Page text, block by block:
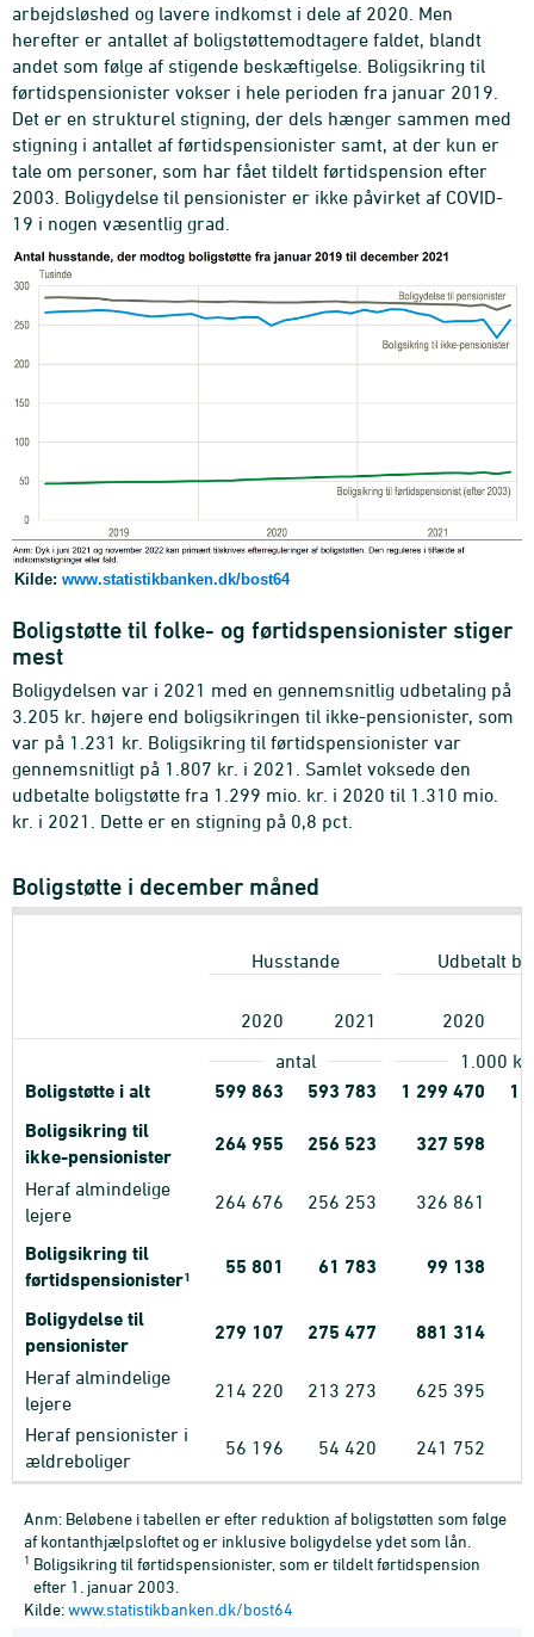
arbejdsløshed og lavere indkomst i dele af 2020. Men
herefter er antallet af boligstøttemodtagere faldet, blandt
andet som følge af stigende beskæftigelse. Boligsikring til
førtidspensionister vokser i hele perioden fra januar 2019.
Det er en strukturel stigning, der dels hænger sammen med
stigning i antallet af førtidspensionister samt, at der kun er
tale om personer, som har fået tildelt førtidspension efter
2003. Boligydelse til pensionister er ikke påvirket af COVID-
19 i nogen væsentlig grad.
Kilde: www.statistikbanken.dk/bost64
Boligstøtte til folke- og førtidspensionister stiger
mest
Boligydelsen var i 2021 med en gennemsnitlig udbetaling på
3.205 kr. højere end boligsikringen til ikke-pensionister, som
var på 1.231 kr. Boligsikring til førtidspensionister var
gennemsnitligt på 1.807 kr. i 2021. Samlet voksede den
udbetalte boligstøtte fra 1.299 mio. kr. i 2020 til 1.310 mio.
kr. i 2021. Dette er en stigning på 0,8 pct.
Boligstøtte i december måned
Husstande Udbetalt
2020 2021
2020
antal
1.000 kr.
Boligstøtte i alt 599 863 593 783 1 299 470 1
Boligsikring til
ikke-pensionister
264 955 256 523 327 598
Heraf almindelige
lejere
264 676 256 253 326 861
Boligsikring til
førtidspensionister1 55 801 61 783 99 138
Boligydelse til
pensionister
279 107 275 477 881 314
Heraf almindelige
lejere
214 220 213 273 625 395
Heraf pensionister i
ældreboliger
56 196 54 420 241 752
Anm: Beløbene i tabellen er efter reduktion af boligstøtten som følge
af kontanthjælpsloftet og er inklusive boligydelse ydet som lån.
1 Boligsikring til førtidspensionister, som er tildelt førtidspension
efter 1. januar 2003.
Kilde:www.statistikbanken.dk/bost64